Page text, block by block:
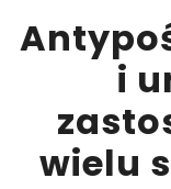
i
wielu